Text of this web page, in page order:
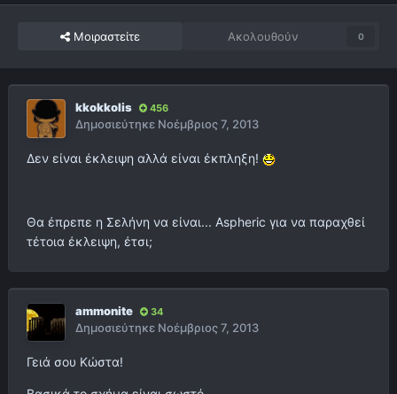
Μοιραστείτε Ακολουθούν 0
kkokkolis 456
Δημοσιεύτηκε Νοέμβριος 7, 2013
Δεν είναι έκλειψη αλλά είναι έκπληξη!
Θα έπρεπε η Σελήνη να είναι... Aspheric για να παραχθεί
τέτοια έκλειψη, έτσι;
ammonite 34
Δημοσιεύτηκε Νοέμβριος 7, 2013
Γειά σου Κώστα!